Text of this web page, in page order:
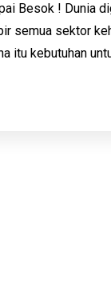
Besok ! Dunia
semua sektor
itu kebutuhan